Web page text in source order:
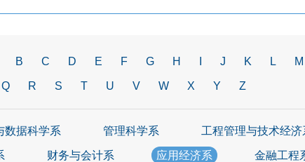
B C D E F G H J K L M
Q R S T U V W X Y Z
数据科学系 管理科学系 工程管理与技术经济
财务与会计系 应用经济系 金融工程